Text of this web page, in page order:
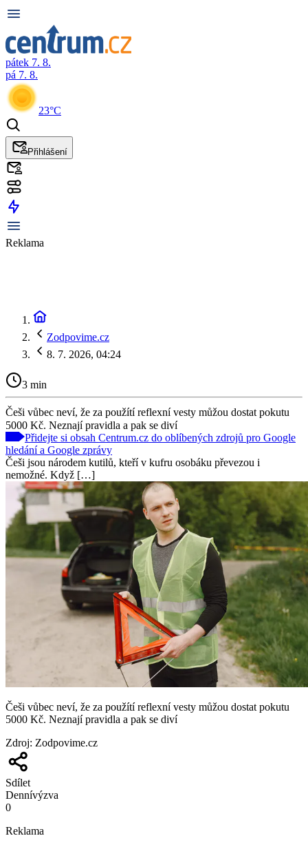
pátek 7. 8.
pá 7. 8.
23°C
Přihlášení
Reklama
Zodpovime.cz
8. 7. 2026, 04:24
3 min
Češi vůbec neví, že za použítí reflexní vesty můžou dostat pokutu
5000 Kč. Neznají pravidla a pak se diví
Přidejte si obsah Centrum.cz do oblíbených zdrojů pro Google
hledání a Google zprávy
Češi jsou národem kutilů, kteří v kufru osobáku převezou i
nemožné. Když […]
Češi vůbec neví, že za použítí reflexní vesty můžou dostat pokutu
5000 Kč. Neznají pravidla a pak se diví
Zdroj: Zodpovime.cz
Sdílet
Dennívýzva
0
Reklama